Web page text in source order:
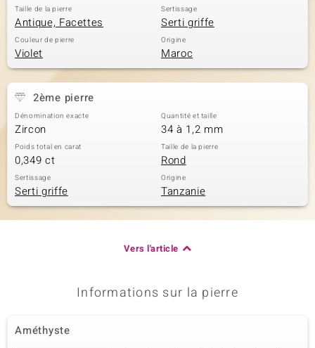
Taille de la pierre
Antique, Facettes
Sertissage
Serti griffe
Couleur de pierre
Violet
Origine
Maroc
2ème pierre
Dénomination exacte
Zircon
Quantité et taille
34 à 1,2 mm
Poids total en carat
0,349 ct
Taille de la pierre
Rond
Sertissage
Serti griffe
Origine
Tanzanie
Vers l'article
Informations sur la pierre
Améthyste